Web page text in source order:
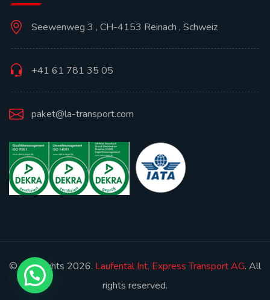
Seewenweg 3 , CH-4153 Reinach , Schweiz
+41 61 781 35 05
paket@la-transport.com
© Copyrights 2026. Laufental Int. Express Transport AG. All
rights reserved.